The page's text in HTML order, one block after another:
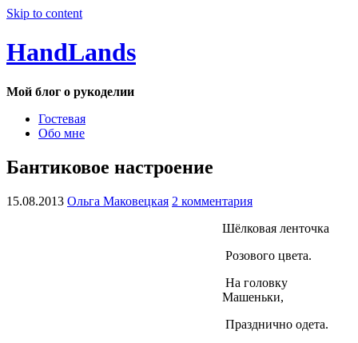
Skip to content
HandLands
Мой блог о рукоделии
Гостевая
Обо мне
Бантиковое настроение
15.08.2013 Ольга Маковецкая 2 комментария
Шёлковая ленточка
Розового цвета.
На головку
Машеньки,
Празднично одета.